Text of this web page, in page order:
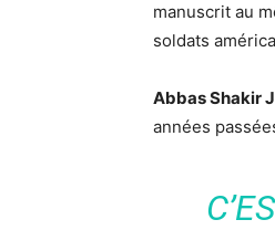
manuscrit au
soldats
Abbas Shakir
années